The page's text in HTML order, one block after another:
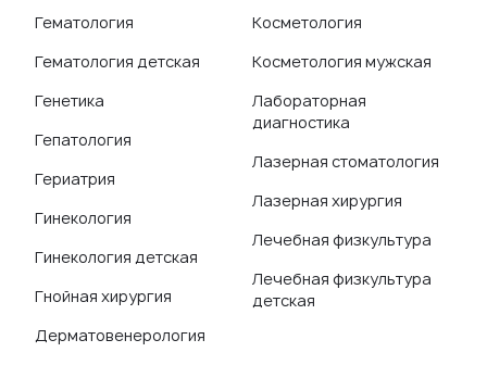
Гематология
Гематология детская
Генетика
Гепатология
Гериатрия
Гинекология
Гинекология детская
Гнойная хирургия
Дерматовенерология
Косметология
Косметология мужская
Лабораторная
диагностика
Лазерная стоматология
Лазерная хирургия
Лечебная физкультура
Лечебная физкультура
детская